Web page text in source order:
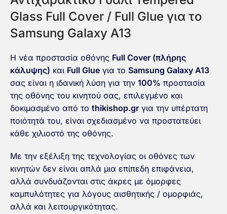
Glass Full Cover / Full Glue για το
Samsung Galaxy A13
Η νέα προστασία οθόνης Full Cover (πλήρης
κάλυψης) και Full Glue για το Samsung Galaxy A13
σας είναι η ιδανική λύση για την 100% προστασία
της οθόνης του κινητού σας, επιλεγμένο και
δοκιμασμένο από το thikishop.gr για την υπέρτατη
ποιότητά του, είναι σχεδιασμένο να προστατεύει
κάθε χιλιοστό της οθόνης.
Με την εξέλιξη της τεχνολογίας οι οθόνες των
κινητών δεν είναι απλά μια επίπεδη επιφάνεια,
αλλά συνδυάζονται στις άκρες με όμορφες
καμπυλότητες για λόγους αισθητικής / ομορφιάς,
αλλά και λειτουργικότητας.